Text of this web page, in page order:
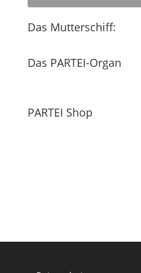
Das Mutterschiff:
Das PARTEI-Organ
PARTEI Shop